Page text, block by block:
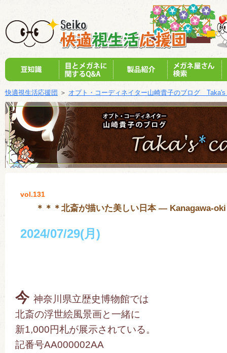
快適視生活応援団 ＞ オプト・コーディネイター山崎貴子のブログ Taka's
vol.131
＊＊＊北斎が描いた美しい日本 — Kanagawa-
2024/07/29(月)
今 神奈川県立歴史博物館では
北斎の浮世絵風景画と一緒に
新1,000円札が展示されている。
記番号AA000002AA